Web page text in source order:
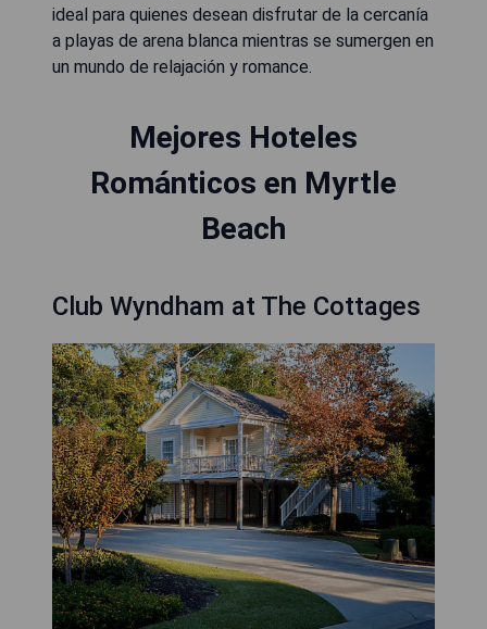
ideal para quienes desean disfrutar de la cercanía
a playas de arena blanca mientras se sumergen en
un mundo de relajación y romance.
Mejores Hoteles
Románticos en Myrtle
Beach
Club Wyndham at The Cottages